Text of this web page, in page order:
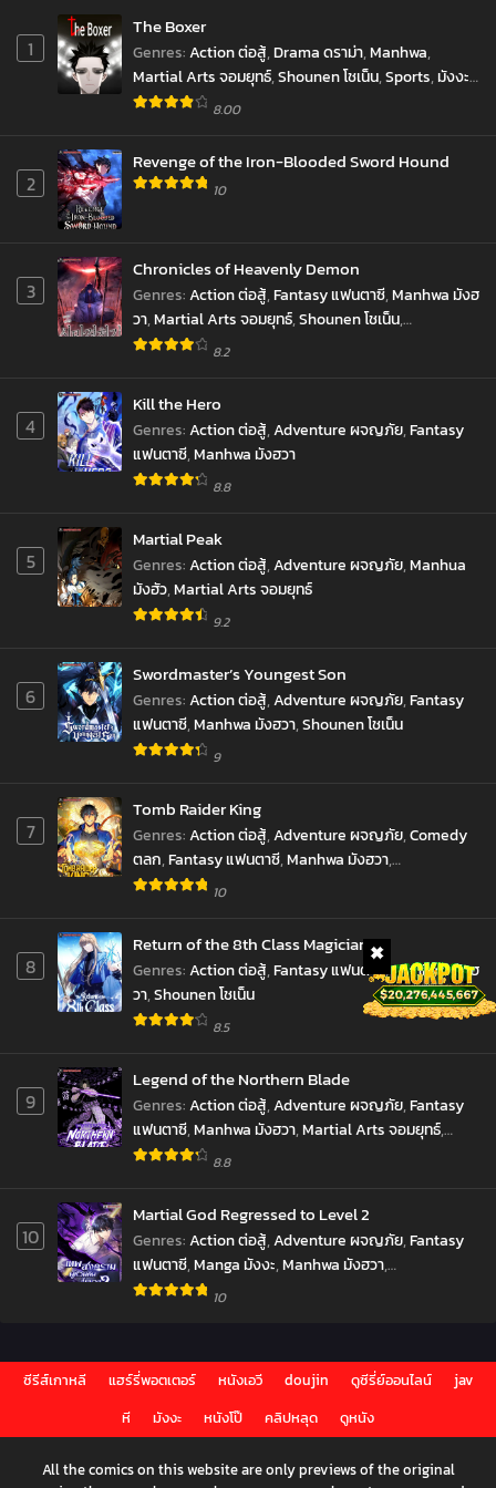
Roshiago
de
Dereru
Alya-
san
1
The Boxer
Genres:Action ต่อสู้,Drama ดราม่า,Manhwa,
Martial Arts จอมยุทธ์,Shounen โชเน็น,Sports,มังงะ
เกาหลี,มังฮวา8.00
2
Revenge of the Iron-Blooded Sword Hound
10
3
Chronicles of Heavenly Demon
Genres:Action ต่อสู้,Fantasy แฟนตาซี,Manhwa มังฮ
วา,Martial Arts จอมยุทธ์,Shounen โชเน็น,
Supernatural เหนือธรรมชาติ
8.2
4
Kill the Hero
Genres:Action ต่อสู้,Adventure ผจญภัย,Fantasy
แฟนตาซี,Manhwa มังฮวา
8.8
5
Martial Peak
Genres:Action ต่อสู้,Adventure ผจญภัย,Manhua
มังฮัว,Martial Arts จอมยุทธ์
9.2
6
Swordmaster’s Youngest Son
Genres:Action ต่อสู้,Adventure ผจญภัย,Fantasy
แฟนตาซี,Manhwa มังฮวา,Shounen โชเน็น
9
7
Tomb Raider King
Genres:Action ต่อสู้,Adventure ผจญภัย,Comedy
ตลก,Fantasy แฟนตาซี,Manhwa มังฮวา,
Reincarnation เกิดใหม่
ราชันยมทูต
10
8
Return of the 8th Class Magician
Genres:Action ต่อสู้,Fantasy แฟนตาซี,Manhwa มังฮ
วา,Shounen โชเน็น
8.5
9
Legend of the Northern Blade
Genres:Action ต่อสู้,Adventure ผจญภัย,Fantasy
แฟนตาซี,Manhwa มังฮวา,Martial Arts จอมยุทธ์,
Shounen โชเน็น
8.8
10
Martial God Regressed to Level 2
Genres:Action ต่อสู้,Adventure ผจญภัย,Fantasy
แฟนตาซี,Manga มังงะ,Manhwa มังฮวา,
Reincarnation เกิดใหม่
10
ซีรีส์เกาหลี แฮร์รี่พอตเตอร์ หนังเอวี doujin ดูซีรี่ย์ออนไลน์
jav
หี
มังงะ หนังโป๊ คลิปหลุด ดูหนัง
All the comics on this website are only previews of the original